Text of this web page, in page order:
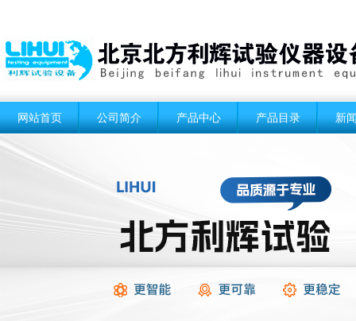
网站首页 公司简介 产品中心 产品目录 新